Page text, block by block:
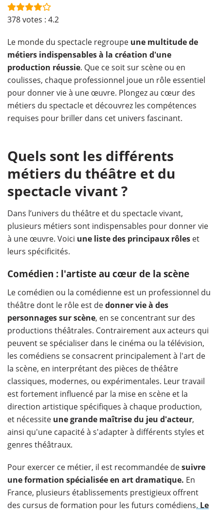
378votes : 4.2
Le monde du spectacle regroupe une multitude de
métiers indispensables à la création d'une
production réussie. Que ce soit sur scène ou en
coulisses, chaque professionnel joue un rôle essentiel
pour donner vie à une œuvre. Plongez au cœur des
métiers du spectacle et découvrez les compétences
requises pour briller dans cet univers fascinant.
Quels sont les différents
métiers du théâtre et du
spectacle vivant ?
Dans l’univers du théâtre et du spectacle vivant,
plusieurs métiers sont indispensables pour donner vie
à une œuvre. Voici une liste des principaux rôles et
leurs spécificités.
Comédien : l'artiste au cœur de la scène
Le comédien ou la comédienne est un professionnel du
théâtre dont le rôle est dedonner vie à des
personnages sur scène, en se concentrant sur des
productions théâtrales. Contrairement aux acteurs qui
peuvent se spécialiser dans le cinéma ou la télévision,
les comédiens se consacrent principalement à l'art de
la scène, en interprétant des pièces de théâtre
classiques, modernes, ou expérimentales. Leur travail
est fortement influencé par la mise en scène et la
direction artistique spécifiques à chaque production,
et nécessite une grande maîtrise du jeu d'acteur,
ainsi qu'une capacité à s'adapter à différents styles et
genres théâtraux.
Pour exercer ce métier, il est recommandée desuivre
une formation spécialisée en art dramatique. En
France, plusieurs établissements prestigieux offrent
des cursus de formation pour les futurs comédiens. Le